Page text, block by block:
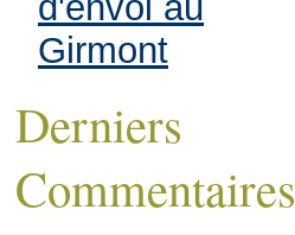
Girmont
Derniers
Commentaires